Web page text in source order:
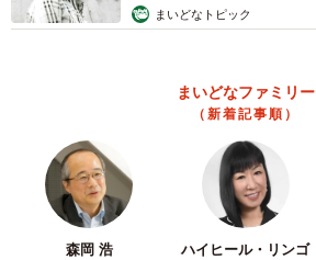
まいどなトピック
まいどなファミリー
（新着記事順）
森岡 浩 ハイヒール・リンゴ